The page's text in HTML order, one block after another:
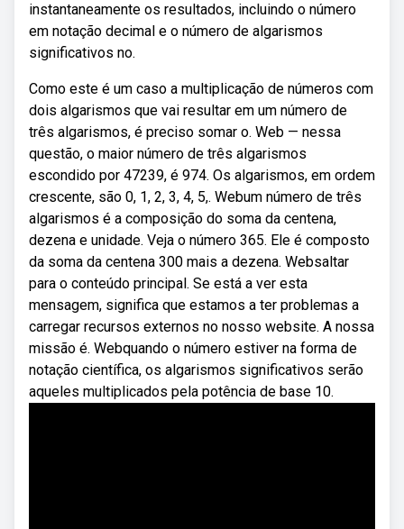
instantaneamente os resultados, incluindo o número
em notação decimal e o número de algarismos
significativos no.
Como este é um caso a multiplicação de números com
dois algarismos que vai resultar em um número de
três algarismos, é preciso somar o. Web — nessa
questão, o maior número de três algarismos
escondido por 47239, é 974. Os algarismos, em ordem
crescente, são 0, 1, 2, 3, 4, 5,. Webum número de três
algarismos é a composição do soma da centena,
dezena e unidade. Veja o número 365. Ele é composto
da soma da centena 300 mais a dezena. Websaltar
para o conteúdo principal. Se está a ver esta
mensagem, significa que estamos a ter problemas a
carregar recursos externos no nosso website. A nossa
missão é. Webquando o número estiver na forma de
notação científica, os algarismos significativos serão
aqueles multiplicados pela potência de base 10.